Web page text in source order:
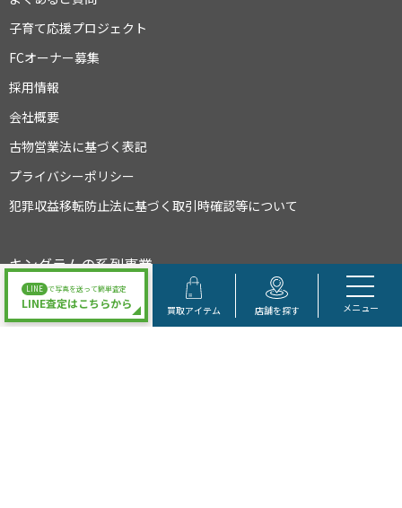
LINE で写真を送って簡単査定
LINE査定はこちらから 買取アイテム 店舗を探す メニュー
子育て応援プロジェクト
FCオーナー募集
採用情報
会社概要
古物営業法に基づく表記
プライバシーポリシー
犯罪収益移転防止法に基づく取引時確認等について
キングラムの系列事業